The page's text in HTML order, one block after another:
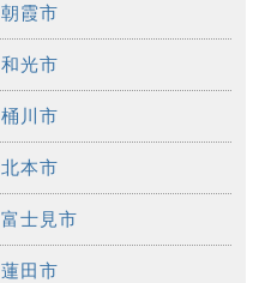
朝霞市
和光市
桶川市
北本市
富士見市
蓮田市